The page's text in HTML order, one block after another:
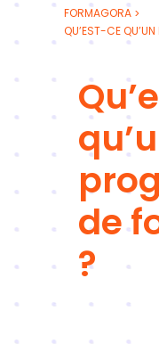
FORMAGORA >
QU’EST-CE
de
?